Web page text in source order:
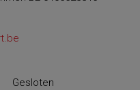
Gesloten